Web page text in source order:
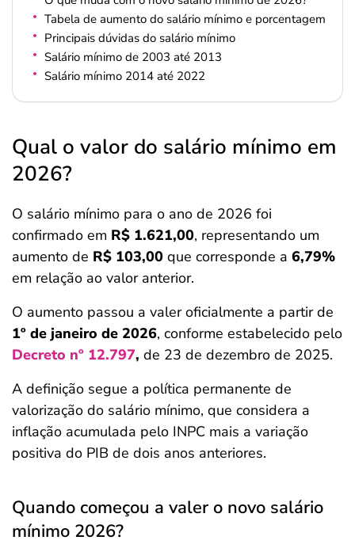
Tabela de aumento do salário mínimo e porcentagem
Principais dúvidas do salário mínimo
Salário mínimo de 2003 até 2013
Salário mínimo 2014 até 2022
Qual o valor do salário mínimo em
2026?
O salário mínimo para o ano de 2026 foi
confirmado em R$ 1.621,00, representando um
aumento de R$ 103,00 que corresponde a 6,79%
em relação ao valor anterior.
O aumento passou a valer oficialmente a partir de
1º de janeiro de 2026, conforme estabelecido pelo
Decreto nº 12.797, de 23 de dezembro de 2025.
A definição segue a política permanente de
valorização do salário mínimo, que considera a
inflação acumulada pelo INPC mais a variação
positiva do PIB de dois anos anteriores.
Quando começou a valer o novo salário
mínimo 2026?